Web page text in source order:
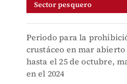
Sector pesquero
Periodo para la
crustáceo en mar
hasta el 25 de octubre,
en el 2024